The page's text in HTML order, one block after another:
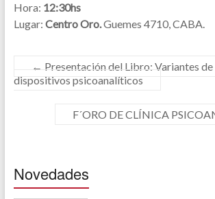
Hora: 12:30hs
Lugar: Centro Oro.Guemes 4710, CABA.
← Presentación del Libro: Variantes de
dispositivos psicoanalíticos
F´ORO DE CLÍNICA
Novedades